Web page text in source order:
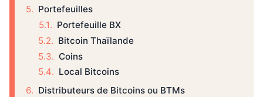
Portefeuilles
Portefeuille BX
Bitcoin Thaïlande
Coins
Local Bitcoins
Distributeurs de Bitcoins ou BTMs